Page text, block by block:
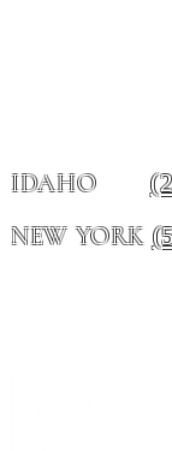
IDAHO
NEW YORK